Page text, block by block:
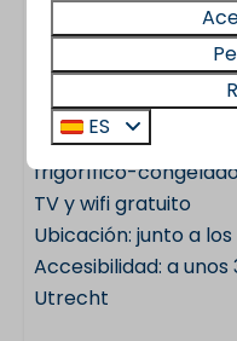
Espacio exterior:
orientada al sur
Instalaciones para
propio
Equipamiento
frigorífico-
TV y wifi gratuito
Ubicación: junto a
Accesibilidad: a
Utrecht
ES